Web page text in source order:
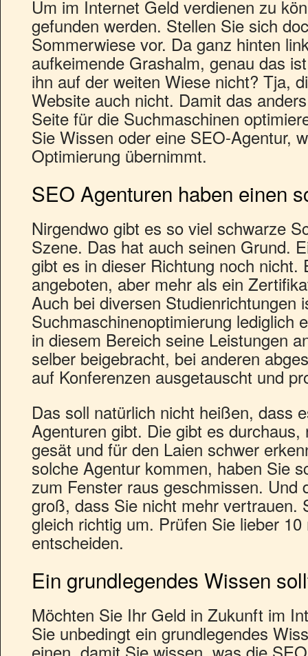
Um im Internet Geld verdienen zu
gefunden werden. Stellen Sie sich
Sommerwiese vor. Da ganz hinten
aufkeimende Grashalm, genau das
ihn auf der weiten Wiese nicht? Tja,
Website auch nicht. Damit das
Seite für die Suchmaschinen
Sie Wissen oder eine SEO-Agentur,
Optimierung übernimmt.
SEO Agenturen haben einen
Nirgendwo gibt es so viel schwarze
Szene. Das hat auch seinen Grund.
gibt es in dieser Richtung noch nicht.
angeboten, aber mehr als ein
Auch bei diversen Studienrichtungen
Suchmaschinenoptimierung lediglich
in diesem Bereich seine Leistungen
selber beigebracht, bei anderen
auf Konferenzen ausgetauscht und
Das soll natürlich nicht heißen, dass
Agenturen gibt. Die gibt es
gesät und für den Laien schwer
solche Agentur kommen, haben Sie
zum Fenster raus geschmissen. Und
groß, dass Sie nicht mehr vertrauen.
gleich richtig um. Prüfen Sie lieber
entscheiden.
Ein grundlegendes Wissen
Möchten Sie Ihr Geld in Zukunft im
Sie unbedingt ein grundlegendes